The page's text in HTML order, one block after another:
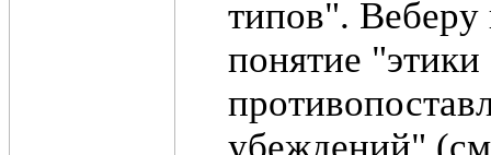
типов".
понятие